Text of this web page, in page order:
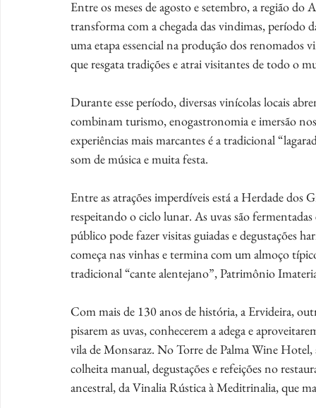
Entre os meses de agosto e setembro, a região
transforma com a chegada das vindimas, período
uma etapa essencial na produção dos renomados
que resgata tradições e atrai visitantes de todo o
Durante esse período, diversas vinícolas locais
combinam turismo, enogastronomia e imersão
experiências mais marcantes é a tradicional
som de música e muita festa.
Entre as atrações imperdíveis está a Herdade dos
respeitando o ciclo lunar. As uvas são
público pode fazer visitas guiadas e degustações
começa nas vinhas e termina com um almoço
tradicional “cante alentejano”, Patrimônio
Com mais de 130 anos de história, a Ervideira,
pisarem as uvas, conhecerem a adega e
vila de Monsaraz. No Torre de Palma Wine
colheita manual, degustações e refeições no
ancestral, da Vinalia Rústica à Meditrinalia, que